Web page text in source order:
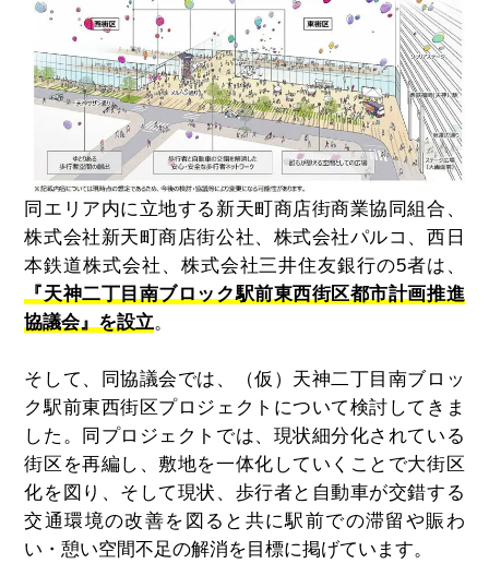
同エリア内に立地する新天町商店街商業協同組合、
株式会社新天町商店街公社、株式会社パルコ、西日
本鉄道株式会社、株式会社三井住友銀行の5者は、
『天神二丁目南ブロック駅前東西街区都市計画推進
協議会』を設立。
そして、同協議会では、（仮）天神二丁目南ブロッ
ク駅前東西街区プロジェクトについて検討してきま
した。同プロジェクトでは、現状細分化されている
街区を再編し、敷地を一体化していくことで大街区
化を図り、そして現状、歩行者と自動車が交錯する
交通環境の改善を図ると共に駅前での滞留や賑わ
い・憩い空間不足の解消を目標に掲げています。